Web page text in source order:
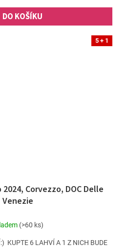
DO KOŠÍKU
5 + 1
Corvezzo, DOC Delle
Venezie
(>60 ks)
KUPTE 6 LAHVÍ A 1 Z NICH BUDE